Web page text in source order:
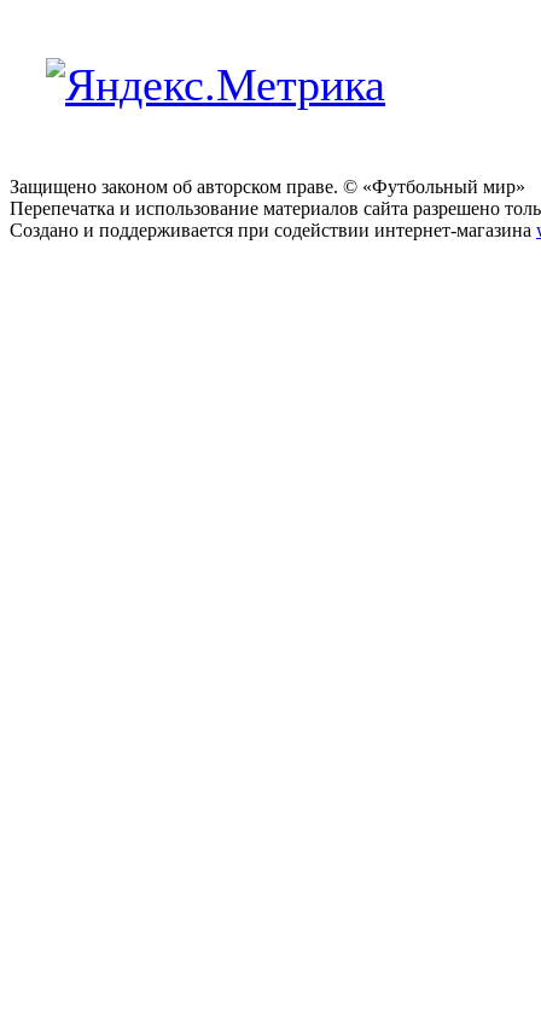
Защищено законом об авторском праве. © «Футбольный мир»
Перепечатка и использование материалов сайта разрешено
Создано и поддерживается при содействии интернет-магазина